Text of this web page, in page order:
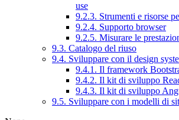
use
9.2.3. Strumenti e risorse
9.2.4. Supporto browser
9.2.5. Misurare le
9.3. Catalogo del riuso
9.4. Sviluppare con il design
9.4.1. Il framework
9.4.2. Il kit di sviluppo
9.4.3. Il kit di sviluppo
9.5. Sviluppare con i modelli di